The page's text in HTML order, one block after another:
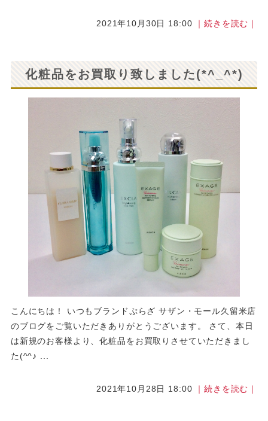
2021年10月30日 18:00 ｜続きを読む｜
化粧品をお買取り致しました(*^_^*)
こんにちは！ いつもブランドぷらざ サザン・モール久留米店
のブログをご覧いただきありがとうございます。 さて、本日
は新規のお客様より、化粧品をお買取りさせていただきまし
た(^^♪ ...
2021年10月28日 18:00 ｜続きを読む｜